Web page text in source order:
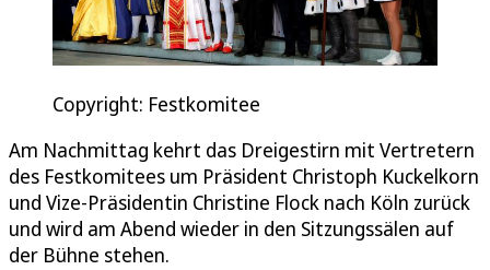
Copyright: Festkomitee
Am Nachmittag kehrt das Dreigestirn mit Vertretern
des Festkomitees um Präsident Christoph Kuckelkorn
und Vize-Präsidentin Christine Flock nach Köln zurück
und wird am Abend wieder in den Sitzungssälen auf
der Bühne stehen.